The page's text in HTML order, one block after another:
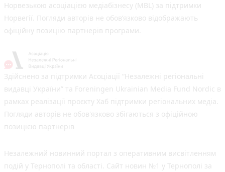
Норвезькою асоціацією медіабізнесу (MBL) за підтримки
Норвегії. Погляди авторів не обов’язково відображають
офіційну позицію партнерів програми.
Здійснено за підтримки Асоціації “Незалежні регіональні
видавці України” та Foreningen Ukrainian Media Fund Nordic в
рамках реалізації проєкту Хаб підтримки регіональних медіа.
Погляди авторів не обов'язково збігаються з офіційною
позицією партнерів
Незалежний новинний портал з оперативним висвітленням
подій у Тернополі та області. Сайт новин №1 у Тернополі за